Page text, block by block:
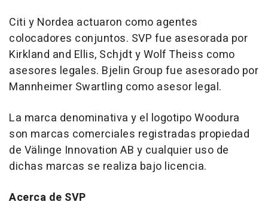
Citi y Nordea actuaron como agentes
colocadores conjuntos. SVP fue asesorada por
Kirkland and Ellis, Schjdt yWolf Theiss como
asesores legales. Bjelin Group fue asesorado por
Mannheimer Swartling como asesor legal.
La marca denominativa y el logotipo Woodura
son marcas comerciales registradas propiedad
de Välinge Innovation AB y cualquier uso de
dichas marcas se realiza bajo licencia.
Acerca de SVP